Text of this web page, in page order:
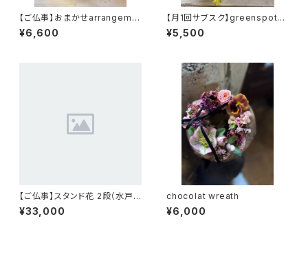
【ご仏事】おまかせarrangeme
nt（TA22）
¥6,600
【月1回サブスク】greenspotが
選ぶ旬の切花（送料込）
¥5,500
【ご仏事】スタンド花 2段（水戸
市内のみお届け可）（TS5）
¥33,000
chocolat wreath
¥6,000